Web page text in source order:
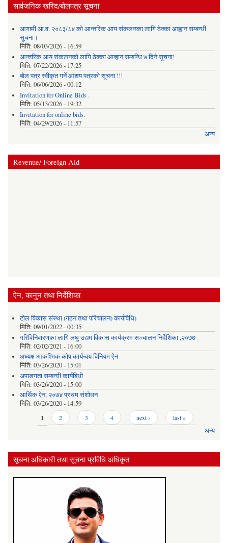
सार्वजनिक खरिद/बोलपत्र सूचना
आगामी आ.व. २०८३/८४ को आन्तरिक आय संकलनका लागि ठेक्का आह्वान सम्बन्धी
सूचना।
मिति: 08/03/2026 - 16:59
आन्तरिक आय संकलनको लागि ठेक्‍का आव्हान सम्बन्धि ७ दिने सूचना!
मिति: 07/22/2026 - 17:25
बोल पत्र स्वीकृत गर्ने आशय पत्रको सूचना !!!
मिति: 06/06/2026 - 00:12
Invitation for Online Bids .
मिति: 05/13/2026 - 19:32
Invitation for online bids.
मिति: 04/29/2026 - 11:57
अन्य
Revenue/ Foreign Aid
ऐन, कानुन तथा निर्देशिका
टोल विकास संस्था (गठन तथा परिचालन) कार्यविधि)
मिति: 09/01/2022 - 00:35
गरिविनिवारणका लागि लघु उद्यम विकास कार्यक्रम सञ्चालन निर्देशिका ,२०७७
मिति: 02/02/2021 - 16:00
अध्यक्ष आकश्मिक कोष कार्यन्वय विनियम ऐन
मिति: 03/26/2020 - 15:01
अपाङगता सम्बन्घी कार्यबिधी
मिति: 03/26/2020 - 15:00
आर्थिक ऐन, २०७४ प्रथम संशोधन
मिति: 03/26/2020 - 14:59
1 2 3 4 next › last »
अन्य
सूचना अधिकारी तथा सूचना प्रविधि अधिकृत